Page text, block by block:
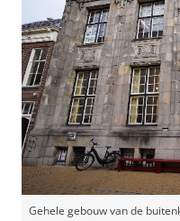
Gehele gebouw van de